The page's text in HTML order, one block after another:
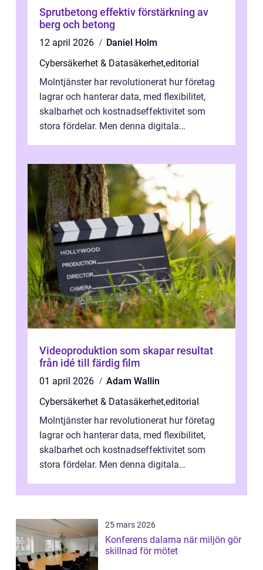
Sprutbetong effektiv förstärkning av
berg och betong
12 april 2026
Daniel Holm
Cybersäkerhet & Datasäkerhet,editorial
Molntjänster har revolutionerat hur företag
lagrar och hanterar data, med flexibilitet,
skalbarhet och kostnadseffektivitet som
stora fördelar. Men denna digitala
Videoproduktion som skapar resultat
från idé till färdig film
01 april 2026
Adam Wallin
Cybersäkerhet & Datasäkerhet,editorial
Molntjänster har revolutionerat hur företag
lagrar och hanterar data, med flexibilitet,
skalbarhet och kostnadseffektivitet som
stora fördelar. Men denna digitala
25 mars 2026
Konferens dalarna när miljön gör
skillnad för mötet